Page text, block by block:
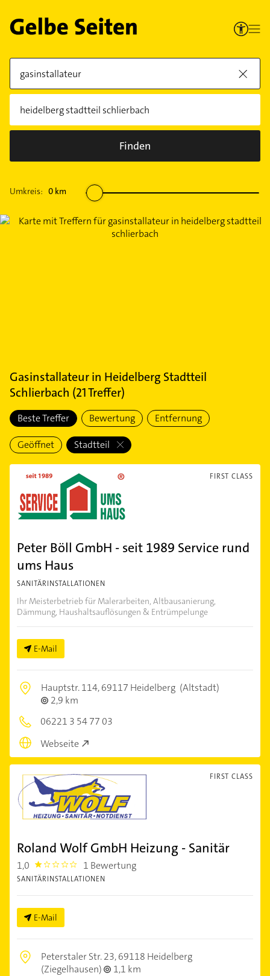
Finden
Umkreis: 0 km
Gasinstallateurin Heidelberg Stadtteil
Schlierbach (21Treffer)
Beste Treffer Bewertung Entfernung
Geöffnet Stadtteil
FIRST CLASS
Peter Böll GmbH - seit 1989 Service rund
ums Haus
SANITÄRINSTALLATIONEN
Ihr Meisterbetrieb für Malerarbeiten, Altbausanierung,
Dämmung, Haushaltsauflösungen & Entrümpelunge
E-Mail
Hauptstr. 114,69117 Heidelberg (Altstadt)
2,9 km
06221 3 54 77 03
Webseite
FIRST CLASS
Roland Wolf GmbH Heizung - Sanitär
1,0 1.0 1 Bewertung
SANITÄRINSTALLATIONEN
E-Mail
Peterstaler Str. 23,69118 Heidelberg
(Ziegelhausen)
1,1 km